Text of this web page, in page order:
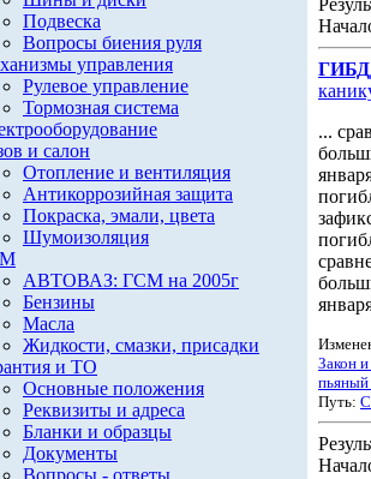
Подвеска
Вопросы биения руля
управления
Рулевое управление
Тормозная система
и салон
Отопление и вентиляция
Антикоррозийная защита
Покраска, эмали, цвета
Шумоизоляция
АВТОВАЗ: ГСМ на 2005г
Бензины
Масла
Жидкости, смазки, присадки
и ТО
Основные положения
Реквизиты и адреса
Бланки и образцы
Документы
Вопросы - ответы
...
Закон
пьяный
Путь: